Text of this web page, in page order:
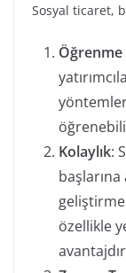
Sosyal ticaret,
Öğrenme
Kolaylık:
özellikle